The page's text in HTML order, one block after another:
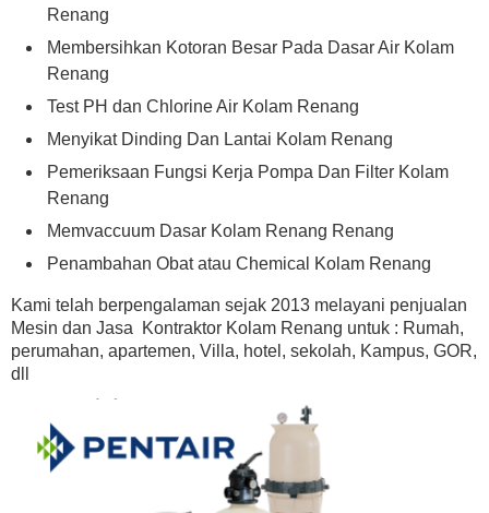
Renang
Membersihkan Kotoran Besar Pada Dasar Air Kolam
Renang
Test PH dan Chlorine Air Kolam Renang
Menyikat Dinding Dan Lantai Kolam Renang
Pemeriksaan Fungsi Kerja Pompa Dan Filter Kolam
Renang
Memvaccuum Dasar Kolam Renang Renang
Penambahan Obat atau Chemical Kolam Renang
Kami telah berpengalaman sejak 2013 melayani penjualan
Mesin dan Jasa Kontraktor Kolam Renang untuk : Rumah,
perumahan, apartemen, Villa, hotel, sekolah, Kampus, GOR,
dll